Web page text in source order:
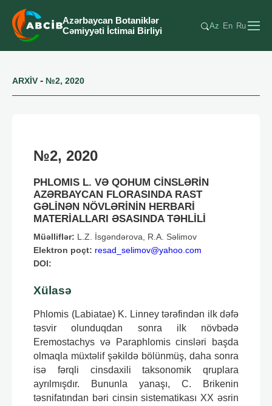
Azərbaycan Botaniklər
Cəmiyyəti İctimai Birliyi
Az En Ru
ARXİV - №2, 2020
№2, 2020
PHLOMIS L. VƏ QOHUM CİNSLƏRİN
AZƏRBAYCAN FLORASINDA RAST
GƏLİNƏN NÖVLƏRİNİN HERBARİ
MATERİALLARI ƏSASINDA TƏHLİLİ
Müəlliflər: L.Z. İsgəndərova, R.A. Səlimov
Elektron poçt: resad_selimov@yahoo.com
DOI:
Xülasə
Phlomis (Labiatae) K. Linney tərəfindən ilk dəfə
təsvir olunduqdan sonra ilk növbədə
Eremostachys və Paraphlomis cinsləri başda
olmaqla müxtəlif şəkildə bölünmüş, daha sonra
isə fərqli cinsdaxili taksonomik qruplara
ayrılmışdır. Bununla yanaşı, C. Brikenin
təsnifatından bəri cinsin sistematikası XX əsrin